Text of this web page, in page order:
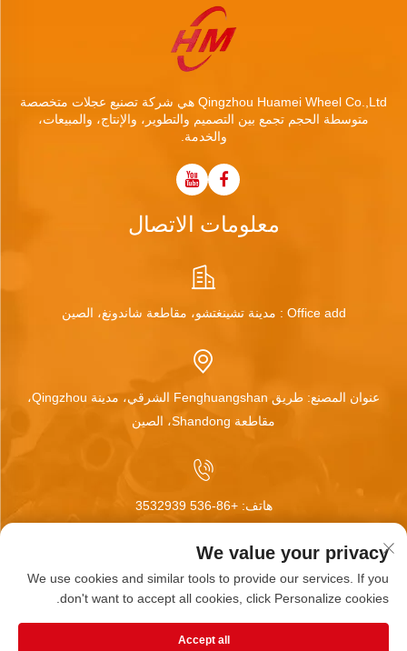
Qingzhou Huamei Wheel Co.,Ltd هي شركة تصنيع عجلات متخصصة
متوسطة الحجم تجمع بين التصميم والتطوير، والإنتاج، والمبيعات،
والخدمة.
معلومات الاتصال
Office add : مدينة تشينغتشو، مقاطعة شاندونغ، الصين
عنوان المصنع: طريق Fenghuangshan الشرقي، مدينة Qingzhou،
مقاطعة Shandong، الصين
هاتف: +86-536 3532939
البريد الإلكتروني:
We value your privacy
We use cookies and similar tools to provide our services. If you
don't want to accept all cookies, click Personalize cookies.
Accept all